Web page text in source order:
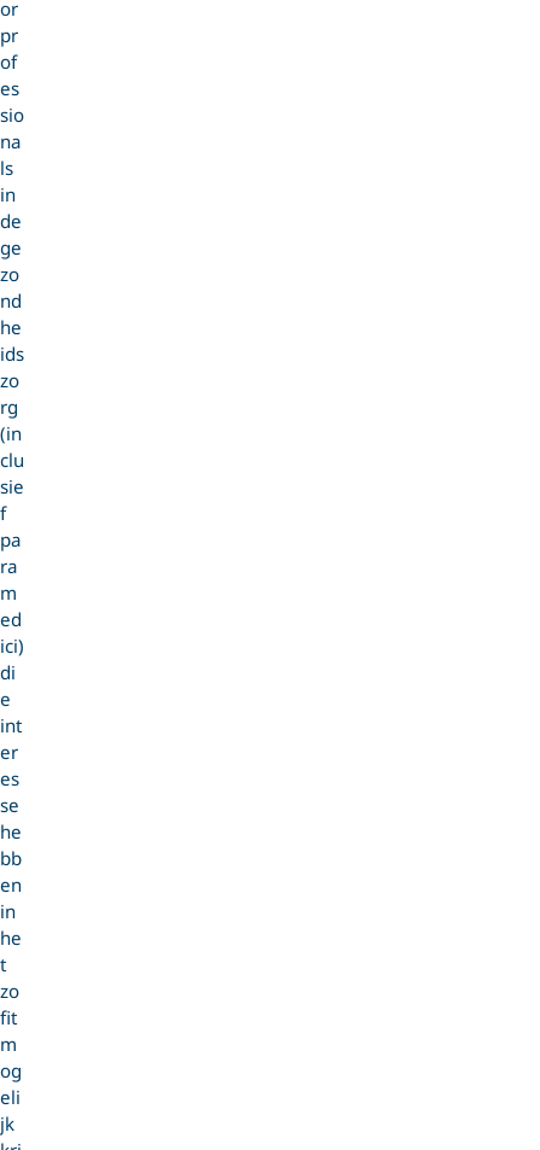
or
pr
of
es
sio
na
ls
in
de
ge
zo
nd
he
ids
zo
rg
(in
clu
sie
f
pa
ra
m
ed
ici)
di
e
int
er
es
se
he
bb
en
in
he
t
zo
fit
m
og
eli
jk